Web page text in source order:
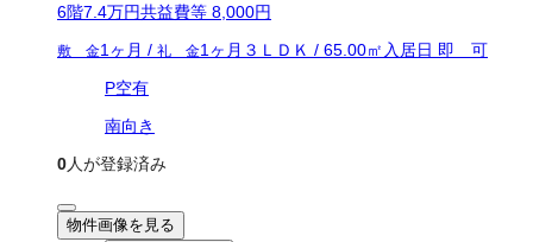
6階7.4万円共益費等 8,000円
敷 金1ヶ月 / 礼 金1ヶ月 ３ＬＤＫ / 65.00㎡ 入居日 即 可
P空有
南向き
0人が登録済み
物件画像を見る